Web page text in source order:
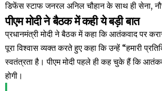
डिफेंस स्टाफ जनरल अनिल चौहान के साथ ही सेना,
पीएम मोदी ने बैठक में कही ये बड़ी बात
प्रधानमंत्री मोदी ने बैठक में कहा कि आतंकवाद पर
पूरा विश्वास व्यक्त करते हुए कहा कि उन्हें “हमारी
स्वतंत्रता है। पीएम मोदी पहले ही कह चुके हैं कि
होगी।